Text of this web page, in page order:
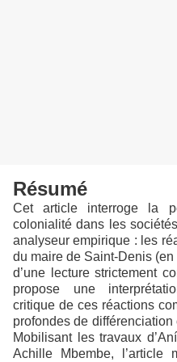
Résumé
Cet article interroge la
colonialité dans les
analyseur empirique : les
du maire de Saint-Denis
d’une lecture strictement
propose une
critique de ces réactions
profondes de
Mobilisant les travaux
Achille Mbembe,